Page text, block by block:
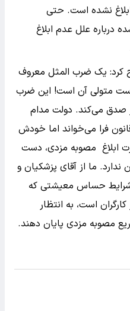
نشده است. حتی
درباره علل‌ عدم ابلاغ
کرد: یک ضرب المثل معروف
متولی آن است! این ضرب
صدق می‌کند. دولت مدام
فرا می‌خواند اما خودش
ابلاغ مصوبه مزدی، دست
ما از آقای پزشکیان و
شرایط حساس معیشتی که
است، به انتظار
مصوبه مزدی پایان دهند.